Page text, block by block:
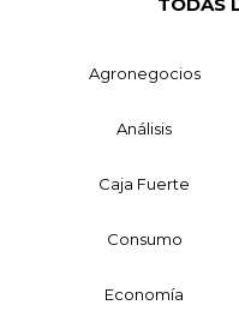
Agronegocios
Análisis
Caja Fuerte
Consumo
Economía